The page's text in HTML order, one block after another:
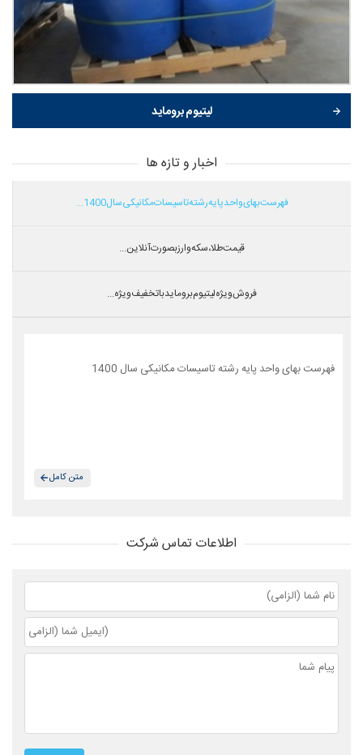
لیتیوم بروماید
اخبار و تازه ها
فهرست بهای واحد پایه رشته تاسیسات مکانیکی سال 1400...
قیمت طلا،سکه و ارز بصورت آنلاین...
فروش ویژه لیتیوم بروماید با تخفیف ویژه...
فهرست بهای واحد پایه رشته تاسیسات مکانیکی سال 1400
متن کامل
اطلاعات تماس شرکت